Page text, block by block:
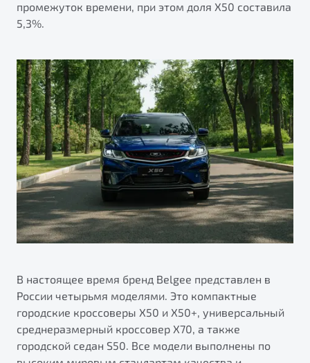
Универсальный кроссовер
от 2 499 990 ₽*
Обзор В наличии
Тест-драйв
Автокредит
Преимущества программы
Запись на сервис
Калькулятор ТО
Клиентская поддержка
промежуток времени, при этом доля X50 составила
5,3%.
В настоящее время бренд Belgee представлен в
России четырьмя моделями. Это компактные
городские кроссоверы X50 и X50+, универсальный
среднеразмерный кроссовер X70, а также
городской седан S50. Все модели выполнены по